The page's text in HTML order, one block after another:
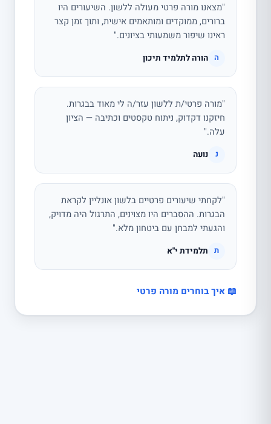
"מצאנו מורה פרטי מעולה ללשון. השיעורים היו
ברורים, ממוקדים ומותאמים אישית, ותוך זמן קצר
ראינו שיפור משמעותי בציונים."
ה הורה לתלמיד תיכון
"מורה פרטי/ת ללשון עזר/ה לי מאוד בבגרות.
חיזקנו דקדוק, ניתוח טקסטים וכתיבה — הציון
עלה."
נ נועה
"לקחתי שיעורים פרטיים בלשון אונליין לקראת
הבגרות. ההסברים היו מצוינים, התרגול היה מדויק,
והגעתי למבחן עם ביטחון מלא."
ת תלמידת י"א
📖 איך בוחרים מורה פרטי